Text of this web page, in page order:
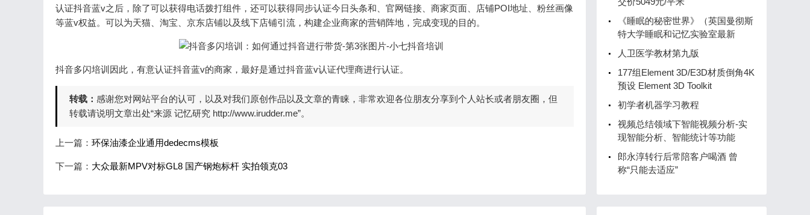
认证抖音蓝v之后，除了可以获得电话拨打组件，还可以获得同步认证今日头条和、官网链接、商家页面、店铺POI地址、粉丝画像
等蓝v权益。可以为天猫、淘宝、京东店铺以及线下店铺引流，构建企业商家的营销阵地，完成变现的目的。
抖音多闪培训因此，有意认证抖音蓝v的商家，最好是通过抖音蓝v认证代理商进行认证。
转载： 感谢您对网站平台的认可，以及对我们原创作品以及文章的青睐，非常欢迎各位朋友分享到个人站长或者朋友圈，但
转载请说明文章出处“来源 记忆研究 http://www.irudder.me”。
上一篇： 环保油漆企业通用dedecms模板
下一篇： 大众最新MPV对标GL8 国产钢炮标杆 实拍领克03
《睡眠的秘密世界》（英国曼彻斯
特大学睡眠和记忆实验室最新
人卫医学教材第九版
177组Element 3D/E3D材质倒角4K
预设 Element 3D Toolkit
初学者机器学习教程
视频总结领域下智能视频分析-实
现智能分析、智能统计等功能
郎永淳转行后常陪客户喝酒 曾
称“只能去适应”